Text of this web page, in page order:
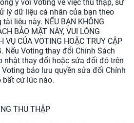
ý với Voting về việc thu thập, sử
lý dữ liệu cá nhân của bạn theo
liệu này. NẾU BẠN KHÔNG
BẢO MẬT NÀY, VUI LÒNG
VỤ CỦA VOTING HOẶC TRUY CẬP
Nếu Voting thay đổi Chính Sách
nhật thay đổi hoặc sửa đổi đó trên
bảo lưu quyền sửa đổi Chính
bất cứ lúc nào.
THU THẬP